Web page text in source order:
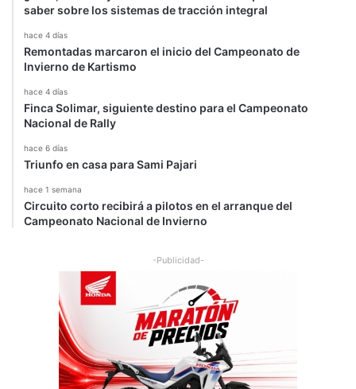
saber sobre los sistemas de tracción integral
hace 4 días
Remontadas marcaron el inicio del Campeonato de
Invierno de Kartismo
hace 4 días
Finca Solimar, siguiente destino para el Campeonato
Nacional de Rally
hace 6 días
Triunfo en casa para Sami Pajari
hace 1 semana
Circuito corto recibirá a pilotos en el arranque del
Campeonato Nacional de Invierno
-Publicidad-